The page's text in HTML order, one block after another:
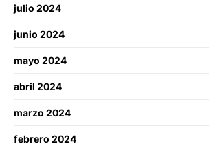
julio 2024
junio 2024
mayo 2024
abril 2024
marzo 2024
febrero 2024